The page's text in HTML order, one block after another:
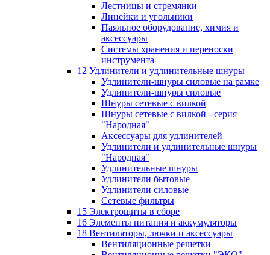
Лестницы и стремянки
Линейки и угольники
Паяльное оборудование, химия и
аксессуары
Системы хранения и переноски
инструмента
12 Удлинители и удлинительные шнуры
Удлинители-шнуры силовые на рамке
Удлинители-шнуры силовые
Шнуры сетевые с вилкой
Шнуры сетевые с вилкой - серия
"Народная"
Аксессуары для удлинителей
Удлинители и удлинительные шнуры
"Народная"
Удлинительные шнуры
Удлинители бытовые
Удлинители силовые
Сетевые фильтры
15 Электрощиты в сборе
16 Элементы питания и аккумуляторы
18 Вентиляторы, лючки и аксессуары
Вентиляционные решетки